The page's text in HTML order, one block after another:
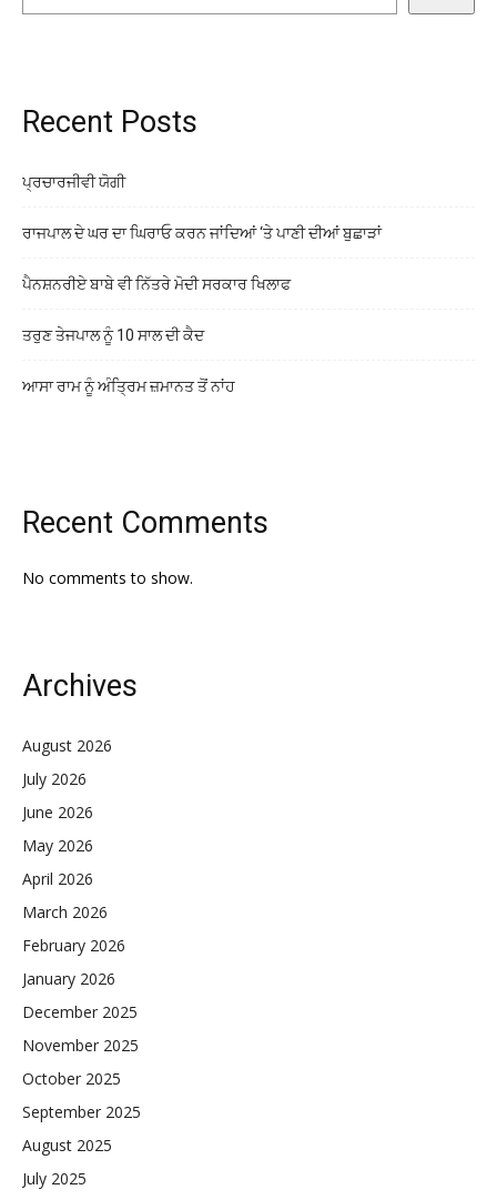
Recent Posts
ਪ੍ਰਚਾਰਜੀਵੀ ਯੋਗੀ
ਰਾਜਪਾਲ ਦੇ ਘਰ ਦਾ ਘਿਰਾਓ ਕਰਨ ਜਾਂਦਿਆਂ ‘ਤੇ ਪਾਣੀ ਦੀਆਂ ਬੁਛਾੜਾਂ
ਪੈਨਸ਼ਨਰੀਏ ਬਾਬੇ ਵੀ ਨਿੱਤਰੇ ਮੋਦੀ ਸਰਕਾਰ ਖਿਲਾਫ
ਤਰੁਣ ਤੇਜਪਾਲ ਨੂੰ 10 ਸਾਲ ਦੀ ਕੈਦ
ਆਸਾ ਰਾਮ ਨੂੰ ਅੰਤ੍ਰਿਮ ਜ਼ਮਾਨਤ ਤੋਂ ਨਾਂਹ
Recent Comments
No comments to show.
Archives
August 2026
July 2026
June 2026
May 2026
April 2026
March 2026
February 2026
January 2026
December 2025
November 2025
October 2025
September 2025
August 2025
July 2025